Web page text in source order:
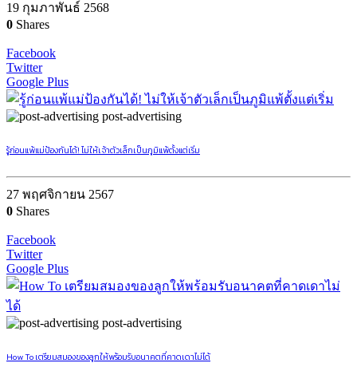
19 กุมภาพันธ์ 2568
0 Shares
Facebook
Twitter
Google Plus
post-advertising
รู้ก่อนแพ้แม่ป้องกันได้! ไม่ให้เจ้าตัวเล็กเป็นภูมิแพ้ตั้งแต่เริ่ม
27 พฤศจิกายน 2567
0 Shares
Facebook
Twitter
Google Plus
post-advertising
How To เตรียมสมองของลูกให้พร้อมรับอนาคตที่คาดเดาไม่ได้